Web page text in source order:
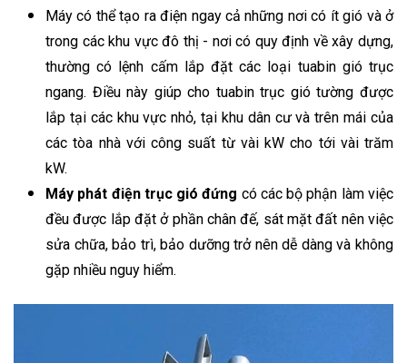
Máy có thể tạo ra điện ngay cả những nơi có ít gió và ở
trong các khu vực đô thị - nơi có quy định về xây dựng,
thường có lệnh cấm lắp đặt các loại tuabin gió trục
ngang. Điều này giúp cho tuabin trục gió tường được
lắp tại các khu vực nhỏ, tại khu dân cư và trên mái của
các tòa nhà với công suất từ vài kW cho tới vài trăm
kW.
Máy phát điện trục gió đứng có các bộ phận làm việc
đều được lắp đặt ở phần chân đế, sát mặt đất nên việc
sửa chữa, bảo trì, bảo dưỡng trở nên dễ dàng và không
gặp nhiều nguy hiểm.